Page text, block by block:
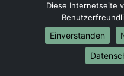
Umzug von Salzgitter
Umzüge-
Umzug von Salzgitter
Diese Internetseite
Einverstanden